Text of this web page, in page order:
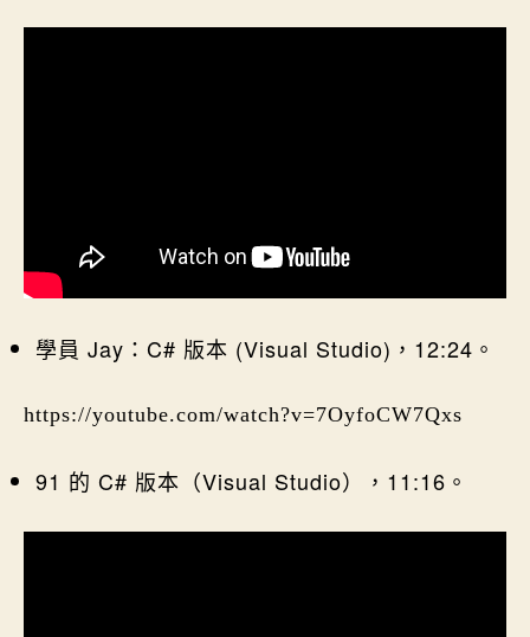
學員 Jay：C# 版本 (Visual Studio)，12:24。
https://youtube.com/watch?v=7OyfoCW7Qxs
91 的 C# 版本（Visual Studio），11:16。